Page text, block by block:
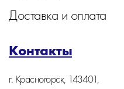
Доставка и оплата
Контакты
г. Красногорск, 143401,